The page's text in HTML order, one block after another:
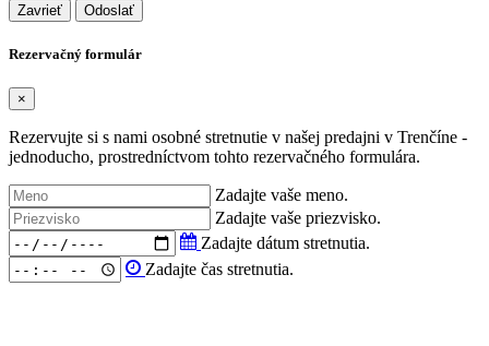
Zavrieť
Rezervačný formulár
×
Rezervujte si s nami osobné stretnutie v našej predajni v Trenčíne -
jednoducho, prostredníctvom tohto rezervačného formulára.
Zadajte vaše meno.
Zadajte vaše priezvisko.
Zadajte dátum stretnutia.
Zadajte čas stretnutia.